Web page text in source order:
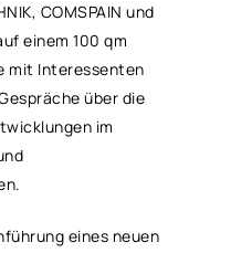
COMSPAIN und
einem 100 qm
mit Interessenten
über die
im
eines neuen